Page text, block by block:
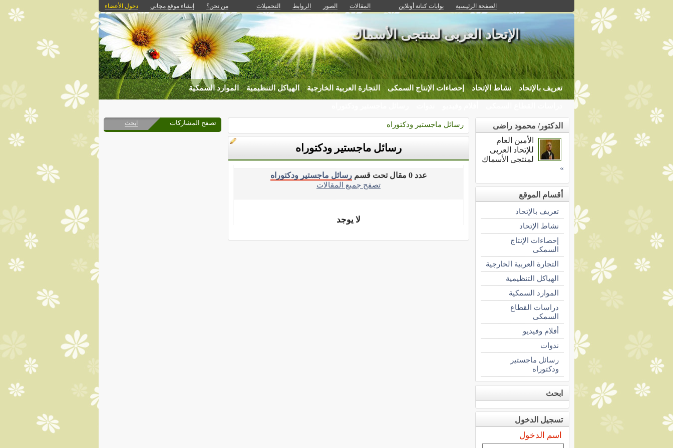
الصفحة الرئيسية بوابات كنانة أونلاين المقالات الصور الروابط التحميلات من نحن؟ إنشاء موقع مجاني دخول الأعضاء
الإتحاد العربى لمنتجى الأسماك
تعريف بالإتحاد نشاط الإتحاد إحصاءات الإنتاج السمكى التجارة العربية الخارجية الهياكل التنظيمية الموارد السمكية
رسائل ماجستير ودكتوراه
رسائل ماجستير ودكتوراه
عدد 0 مقال تحت قسم
رسائل ماجستير ودكتوراه
تصفح جميع المقالات
لا يوجد
الدكتور/ محمود راضى
الأمين العام
للإتحاد العربى
لمنتجى الأسماك
»
أقسام الموقع
تعريف بالإتحاد
نشاط الإتحاد
إحصاءات الإنتاج
السمكى
التجارة العربية الخارجية
الهياكل التنظيمية
الموارد السمكية
دراسات القطاع
السمكى
أفلام وفيديو
ندوات
رسائل ماجستير
ودكتوراه
ابحث
تسجيل الدخول
اسم الدخول
تصفح المشاركات ابحث